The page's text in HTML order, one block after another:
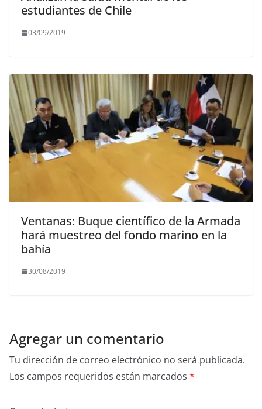
estudiantes de Chile
03/09/2019
Ventanas: Buque científico de la Armada
hará muestreo del fondo marino en la
bahía
30/08/2019
Agregar un comentario
Tu dirección de correo electrónico no será publicada.
Los campos requeridos están marcados *